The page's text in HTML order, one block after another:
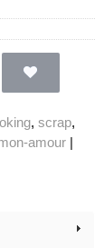
scrap
amour